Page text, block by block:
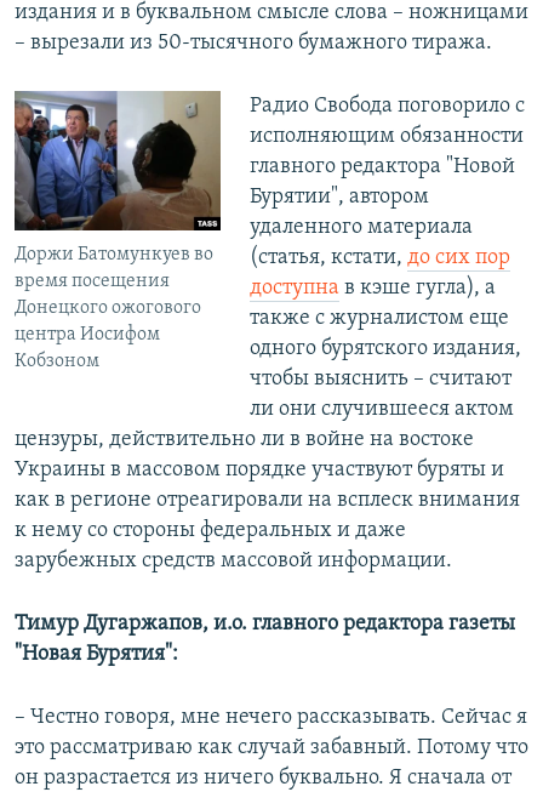
издания и в буквальном смысле слова – ножницами
– вырезали из 50-тысячного бумажного тиража.
Доржи Батомункуев во
время посещения
Донецкого ожогового
центра Иосифом
Кобзоном
Радио Свобода поговорило с
исполняющим обязанности
главного редактора "Новой
Бурятии", автором
удаленного материала
(статья, кстати, до сих пор
доступна в кэше гугла), а
также с журналистом еще
одного бурятского издания,
чтобы выяснить – считают
ли они случившееся актом
цензуры, действительно ли в войне на востоке
Украины в массовом порядке участвуют буряты и
как в регионе отреагировали на всплеск внимания
к нему со стороны федеральных и даже
зарубежных средств массовой информации.
Тимур Дугаржапов, и.о. главного редактора газеты
"Новая Бурятия":
– Честно говоря, мне нечего рассказывать. Сейчас я
это рассматриваю как случай забавный. Потому что
он разрастается из ничего буквально. Я сначала от